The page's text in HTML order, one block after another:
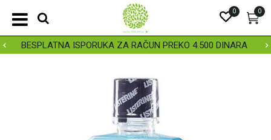
BESPLATNA ISPORUKA ZA RAČUN PREKO 4.500 DINARA
0
0